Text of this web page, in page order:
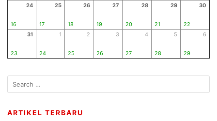
24
16
25
17
26
18
27
19
28
20
29
21
30
22
31
23
1
24
2
25
3
26
4
27
5
28
6
29
ARTIKEL TERBARU